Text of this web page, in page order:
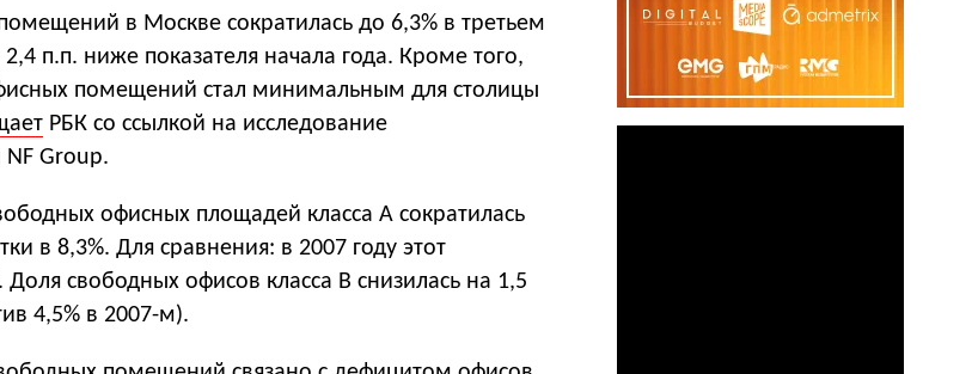
в Москве сократилась до 6,3% в третьем
2,4 п.п. ниже показателя начала года. Кроме того,
помещений стал минимальным для столицы
РБК со ссылкой на исследование
Group.
офисных площадей класса А сократилась
в 8,3%. Для сравнения: в 2007 году этот
Доля свободных офисов класса B снизилась на 1,5
4,5% в 2007-м).